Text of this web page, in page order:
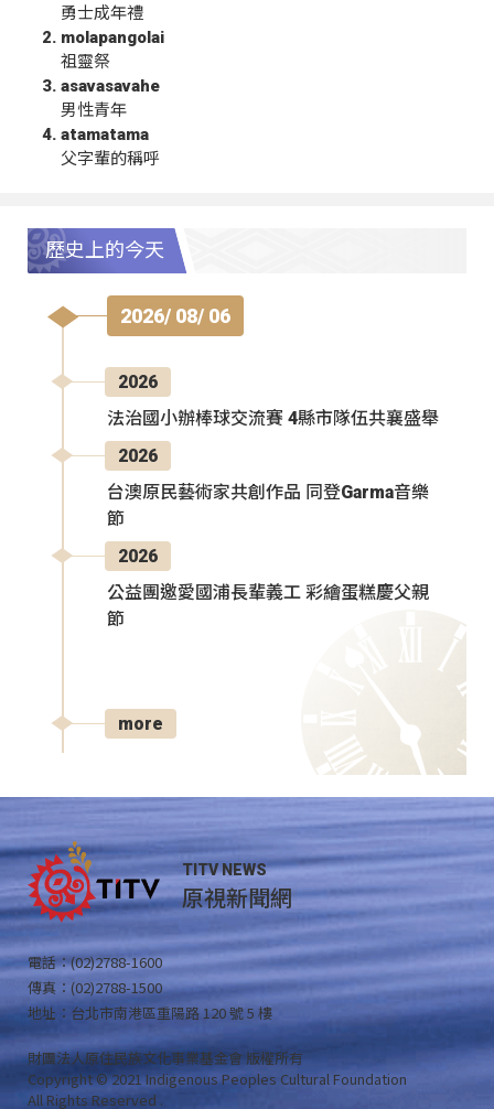
勇士成年禮
molapangolai
祖靈祭
asavasavahe
男性青年
atamatama
父字輩的稱呼
歷史上的今天
2026/ 08/ 06
2026
法治國小辦棒球交流賽 4縣市隊伍共襄盛舉
2026
台澳原民藝術家共創作品 同登Garma音樂
節
2026
公益團邀愛國浦長輩義工 彩繪蛋糕慶父親
節
more
TITV NEWS
原視新聞網
電話：(02)2788-1600
傳真：(02)2788-1500
地址：台北市南港區重陽路 120 號 5 樓
財團法人原住民族文化事業基金會 版權所有
Copyright © 2021 Indigenous Peoples Cultural Foundation
All Rights Reserved .